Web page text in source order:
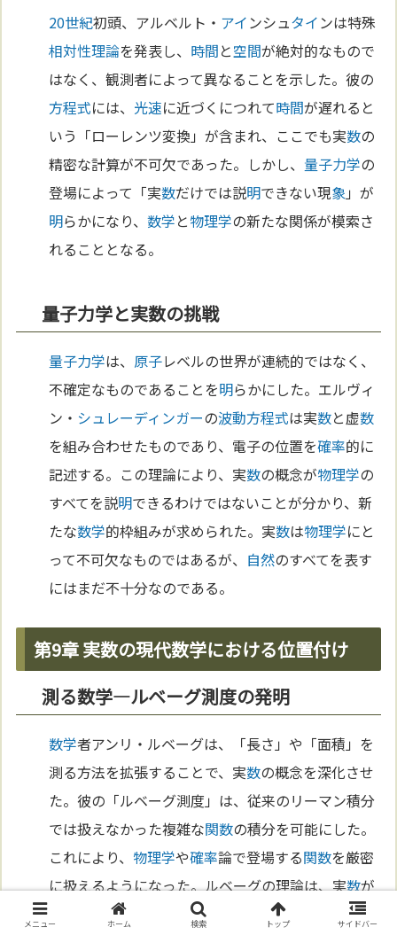
20世紀初頭、アルベルト・ アイ ンシュタイ ンは特殊
相対性理論を発表し、 時間と空間が絶対的なもので
はなく、観測者によって異なることを示した。彼の
方程式には、 光速に近づくにつれて時間が遅れると
いう「ローレンツ変換」が含まれ、ここでも実数の
精密な計算が不可欠であった。しかし、 量子力学の
登場によって「実数だけでは説明できない現象 」が
明らかになり、数学と物理学の新たな関係が模索さ
れることとなる。
量子力学と実数の挑戦
量子力学は、 原子レベルの世界が連続的ではなく、
不確定なものであることを明らかにした。エルヴィ
ン・ シュレーディンガーの波動方程式は実数と虚数
を組み合わせたものであり、電子の位置を確率的に
記述する。この理論により、実数の概念が物理学の
すべてを説明できるわけではないことが分かり、新
たな数学的枠組みが求められた。実数は物理学にと
って不可欠なものではあるが、 自然のすべてを表す
にはまだ不十分なのである。
第9章 実数の現代数学における位置付け
測る数学—ルベーグ測度の発明
数学者アンリ・ルベーグは、「長さ」や「面積」を
測る方法を拡張することで、実数の概念を深化させ
た。彼の「ルベーグ測度」は、従来のリーマン積分
では扱えなかった複雑な関数の積分を可能にした。
これにより、 物理学や確率論で登場する関数を厳密
に扱えるようになった。ルベーグの理論は、実数が
単なる計算の道具ではなく、
の基盤そのものを
メニュー ホーム 検索 トップ サイドバー